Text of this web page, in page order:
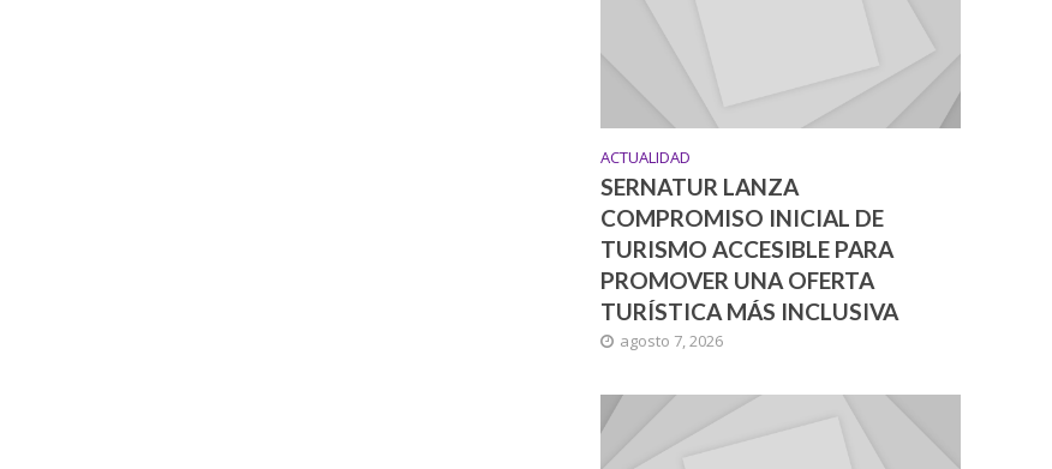
ACTUALIDAD
SERNATUR LANZA
COMPROMISO INICIAL DE
TURISMO ACCESIBLE PARA
PROMOVER UNA OFERTA
TURÍSTICA MÁS INCLUSIVA
agosto 7, 2026